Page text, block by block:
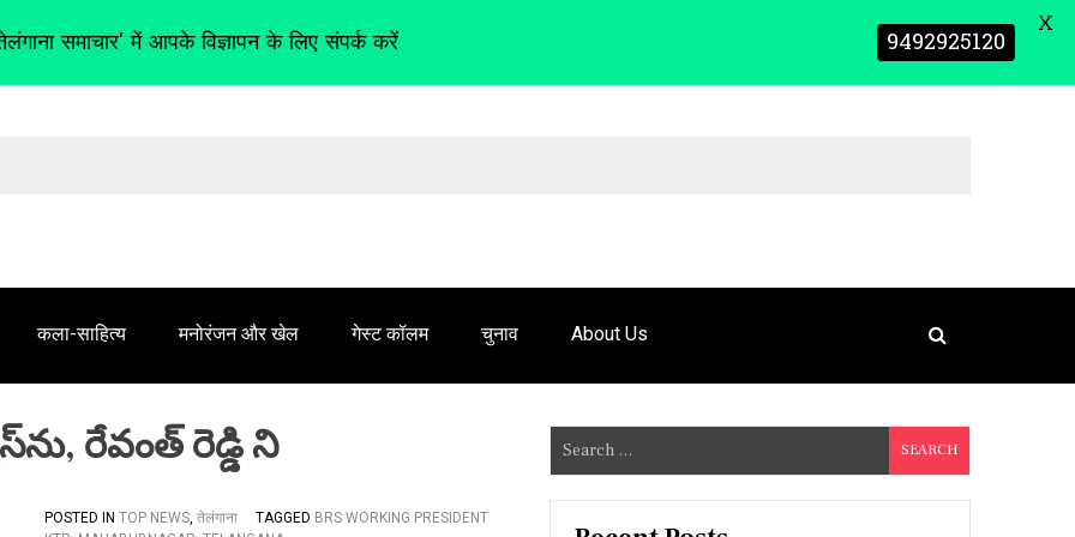
कला-साहित्य मनोरंजन और खेल गेस्ट कॉलम चुनाव About Us
రేవంత్ రెడ్డి ని
POSTED IN TOP NEWS, तेलंगाना TAGGED BRS WORKING PRESIDENT
e
a
समाचार' में आपके विज्ञापन के लिए संपर्क करें 9492925120 X